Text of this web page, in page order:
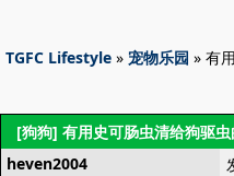
TGFC Lifestyle » 宠物乐园 » 有
[狗狗] 有用史可肠虫清给狗驱虫
heven2004